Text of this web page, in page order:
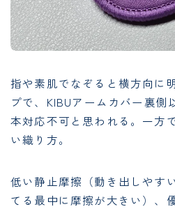
指や素肌でなぞると横方向に
プで、KIBUアームカバー裏側
本対応不可と思われる。一方
い織り方。
低い静止摩擦（動き出しやす
てる最中に摩擦が大きい）、